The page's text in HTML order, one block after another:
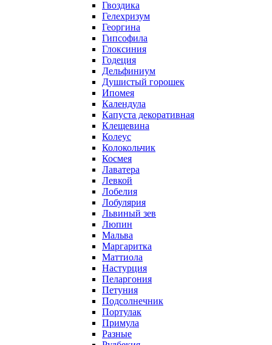
Гвоздика
Гелехризум
Георгина
Гипсофила
Глоксиния
Годеция
Дельфиниум
Душистый горошек
Ипомея
Календула
Капуста декоративная
Клещевина
Колеус
Колокольчик
Космея
Лаватера
Левкой
Лобелия
Лобулярия
Львиный зев
Люпин
Мальва
Маргаритка
Маттиола
Настурция
Пеларгония
Петуния
Подсолнечник
Портулак
Примула
Разные